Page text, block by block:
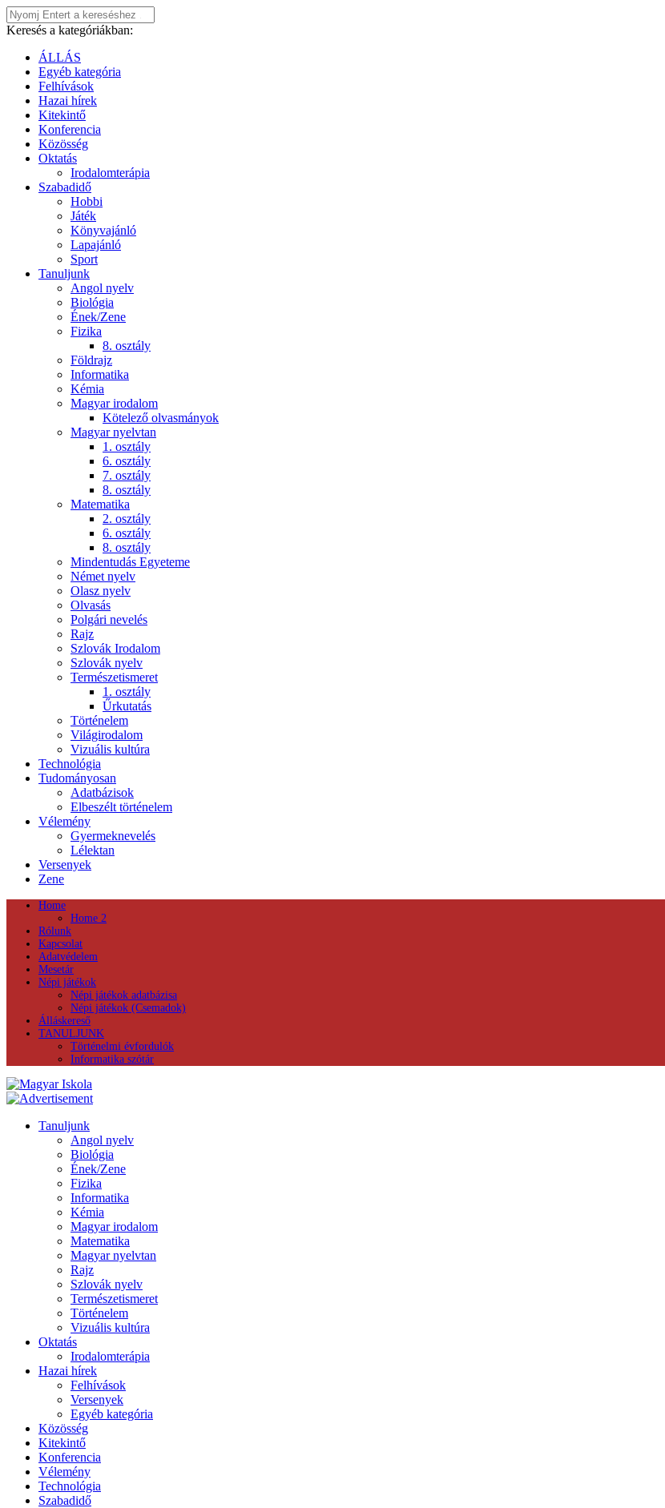
Keresés a kategóriákban:
ÁLLÁS
Egyéb kategória
Felhívások
Hazai hírek
Kitekintő
Konferencia
Közösség
Oktatás
Irodalomterápia
Szabadidő
Hobbi
Játék
Könyvajánló
Lapajánló
Sport
Tanuljunk
Angol nyelv
Biológia
Ének/Zene
Fizika
8. osztály
Földrajz
Informatika
Kémia
Magyar irodalom
Kötelező olvasmányok
Magyar nyelvtan
1. osztály
6. osztály
7. osztály
8. osztály
Matematika
2. osztály
6. osztály
8. osztály
Mindentudás Egyeteme
Német nyelv
Olasz nyelv
Olvasás
Polgári nevelés
Rajz
Szlovák Irodalom
Szlovák nyelv
Természetismeret
1. osztály
Űrkutatás
Történelem
Világirodalom
Vizuális kultúra
Technológia
Tudományosan
Adatbázisok
Elbeszélt történelem
Vélemény
Gyermeknevelés
Lélektan
Versenyek
Zene
Home
Home 2
Rólunk
Kapcsolat
Adatvédelem
Mesetár
Népi játékok
Népi játékok adatbázisa
Népi játékok (Csemadok)
Álláskereső
TANULJUNK
Történelmi évfordulók
Informatika szótár
Tanuljunk
Angol nyelv
Biológia
Ének/Zene
Fizika
Informatika
Kémia
Magyar irodalom
Matematika
Magyar nyelvtan
Rajz
Szlovák nyelv
Természetismeret
Történelem
Vizuális kultúra
Oktatás
Irodalomterápia
Hazai hírek
Felhívások
Versenyek
Egyéb kategória
Közösség
Kitekintő
Konferencia
Vélemény
Technológia
Szabadidő